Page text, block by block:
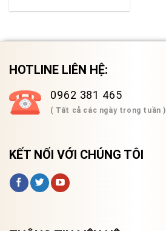
HOTLINE LIÊN HỆ:
0962 381 465
( Tất cả các ngày trong tuần )
KẾT NỐI VỚI CHÚNG TÔI